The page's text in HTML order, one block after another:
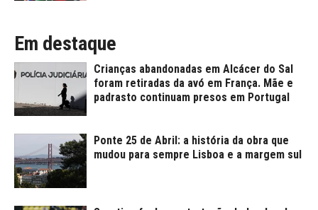
Em destaque
Crianças abandonadas em Alcácer do Sal
foram retiradas da avó em França. Mãe e
padrasto continuam presos em Portugal
Ponte 25 de Abril: a história da obra que
mudou para sempre Lisboa e a margem sul